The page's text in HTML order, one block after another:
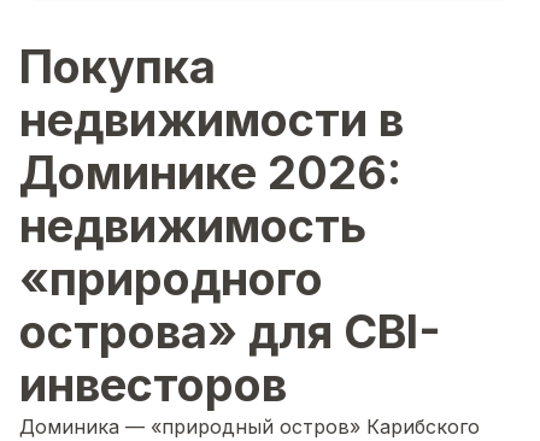
Покупка
недвижимости в
Доминике 2026:
недвижимость
«природного
острова» для CBI-
инвесторов
Доминика — «природный остров» Карибского